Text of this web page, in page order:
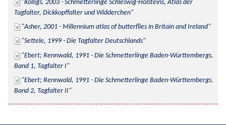
Kolligs, 2003 - Schmetterlinge Schleswig-Holsteins, Atlas der
Tagfalter, Dickkopffalter und Widderchen
Asher, 2001 - Millennium atlas of butterflies in Britain and Ireland
Settele, 1999 - Die Tagfalter Deutschlands
Ebert; Rennwald, 1991 - Die Schmetterlinge Baden-Württembergs.
Band 1, Tagfalter I
Ebert; Rennwald, 1991 - Die Schmetterlinge Baden-Württembergs.
Band 2, Tagfalter II